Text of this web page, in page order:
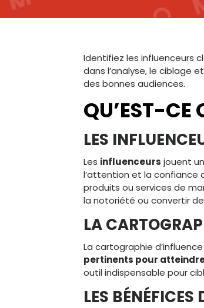
Identifiez les influenceurs
dans l’analyse, le ciblage
des bonnes audiences.
QU’EST-CE
LES
Les influenceurs jouent
l’attention et la confiance
produits ou services de
la notoriété ou convertir
LA
La cartographie
pertinents pour
outil indispensable pour
LES